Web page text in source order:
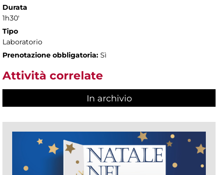
Durata
1h30'
Tipo
Laboratorio
Prenotazione obbligatoria: Sì
Attività correlate
In archivio